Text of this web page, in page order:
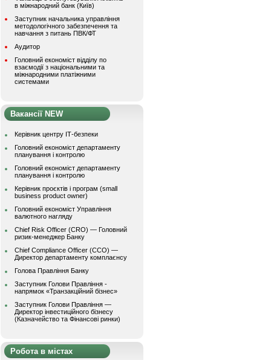
в міжнародний банк (Київ)
Заступник начальника управління
методологічного забезпечення та
навчання з питань ПВК/ФТ
Аудитор
Головний економіст відділу по
взаємодії з національними та
міжнародними платіжними
системами
Вакансії NEW
Керівник центру ІТ-безпеки
Головний економіст департаменту
планування і контролю
Головний економіст департаменту
планування і контролю
Керівник проєктів і програм (small
business product owner)
Головний економіст Управління
валютного нагляду
Chief Risk Officer (CRO) — Головний
ризик-менеджер Банку
Chief Compliance Officer (CCO) —
Директор департаменту комплаєнсу
Голова Правління Банку
Заступник Голови Правління -
напрямок «Транзакційний бізнес»
Заступник Голови Правління —
Директор інвестиційного бізнесу
(Казначейство та Фінансові ринки)
Робота в містах